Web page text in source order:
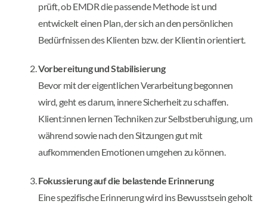
prüft, ob EMDR die passende Methode ist und
entwickelt einen Plan, der sich an den persönlichen
Bedürfnissen des Klienten bzw. der Klientin orientiert.
Vorbereitung und Stabilisierung
Bevor mit der eigentlichen Verarbeitung begonnen
wird, geht es darum, innere Sicherheit zu schaffen.
Klient:innen lernen Techniken zur Selbstberuhigung, um
während sowie nach den Sitzungen gut mit
aufkommenden Emotionen umgehen zu können.
Fokussierung auf die belastende Erinnerung
Eine spezifische Erinnerung wird ins Bewusstsein geholt